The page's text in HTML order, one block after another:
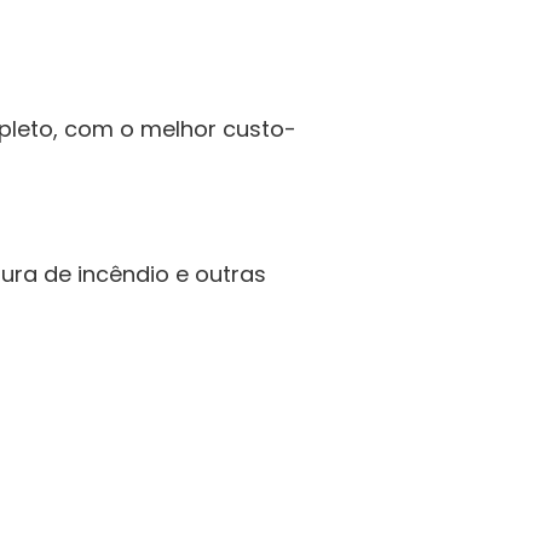
com o melhor custo-
de incêndio e outras